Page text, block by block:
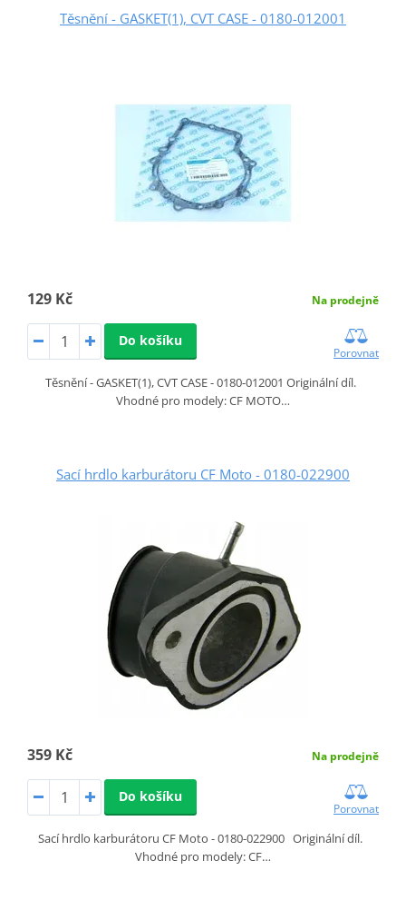
Těsnění - GASKET(1), CVT CASE - 0180-012001
129 Kč Na prodejně
Do košíku
Porovnat
Těsnění - GASKET(1), CVT CASE - 0180-012001 Originální díl.
Vhodné pro modely: CF MOTO…
Sací hrdlo karburátoru CF Moto - 0180-022900
359 Kč Na prodejně
Do košíku
Porovnat
Sací hrdlo karburátoru CF Moto - 0180-022900 Originální díl.
Vhodné pro modely: CF…